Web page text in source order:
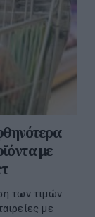
με
των τιμών
με